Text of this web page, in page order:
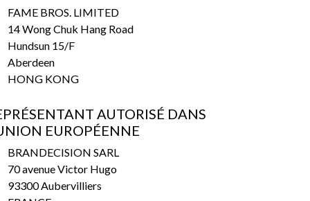
FAME BROS. LIMITED
14 Wong Chuk Hang Road
Hundsun 15/F
Aberdeen
HONG KONG
AUTORISÉ DANS
EUROPÉENNE
BRANDECISION SARL
70 avenue Victor Hugo
93300 Aubervilliers